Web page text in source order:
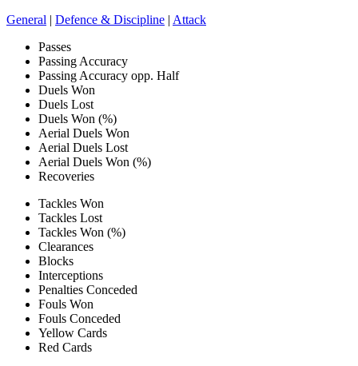
General | Defence & Discipline | Attack
Passes
Passing Accuracy
Passing Accuracy opp. Half
Duels Won
Duels Lost
Duels Won (%)
Aerial Duels Won
Aerial Duels Lost
Aerial Duels Won (%)
Recoveries
Tackles Won
Tackles Lost
Tackles Won (%)
Clearances
Blocks
Interceptions
Penalties Conceded
Fouls Won
Fouls Conceded
Yellow Cards
Red Cards